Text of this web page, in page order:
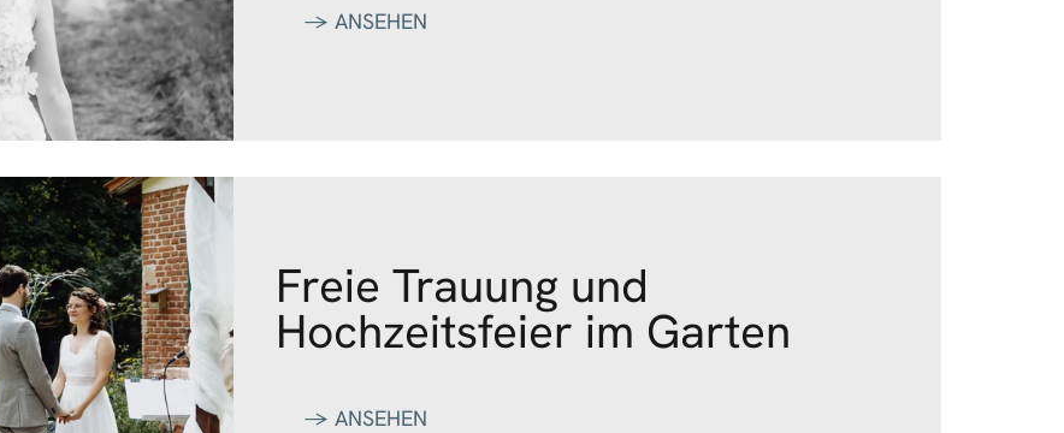
‭→ ANSEHEN
Freie Trauung und
Hochzeitsfeier im Garten
‭→ ANSEHEN